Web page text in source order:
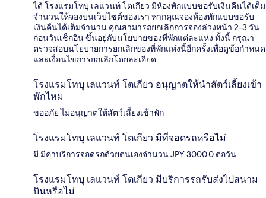
ได้ โรงแรมโทบุ เลแวนท์ โตเกียว มีห้องพักแบบขอรับเงินคืนได้เต็ม
จำนวนให้จองบนเว็บไซต์ของเรา หากคุณจองห้องพักแบบขอรับ
เงินคืนได้เต็มจำนวน คุณสามารถยกเลิกการจองล่วงหน้า 2-3 วัน
ก่อนวันเช็กอิน ขึ้นอยู่กับนโยบายของที่พักแต่ละแห่ง ทั้งนี้ กรุณา
ตรวจสอบนโยบายการยกเลิกของที่พักแห่งนี้อีกครั้งเพื่อดูข้อกำหนด
และเงื่อนไขการยกเลิกโดยละเอียด
โรงแรมโทบุ เลแวนท์ โตเกียว อนุญาตให้นำสัตว์เลี้ยงเข้า
พักไหม
ขออภัย ไม่อนุญาตให้สัตว์เลี้ยงเข้าพัก
โรงแรมโทบุ เลแวนท์ โตเกียว มีที่จอดรถหรือไม่
มี มีค่าบริการจอดรถด้วยตนเองจำนวน JPY 3000.0 ต่อวัน
โรงแรมโทบุ เลแวนท์ โตเกียว มีบริการรถรับส่งไปสนาม
บินหรือไม่